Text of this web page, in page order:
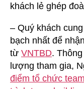
khách lẻ ghép
– Quý khách
bạch nhất để
từ VNTBD.
lượng tham gia,
điểm tổ chức